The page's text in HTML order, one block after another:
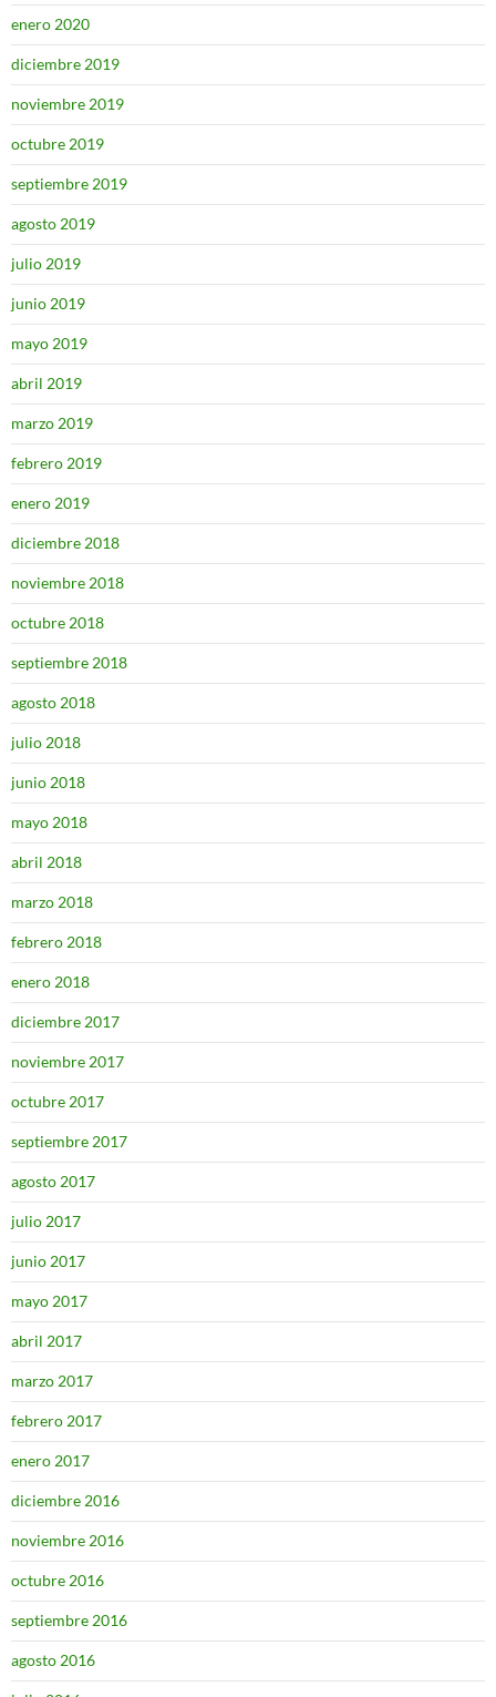
enero 2020
diciembre 2019
noviembre 2019
octubre 2019
septiembre 2019
agosto 2019
julio 2019
junio 2019
mayo 2019
abril 2019
marzo 2019
febrero 2019
enero 2019
diciembre 2018
noviembre 2018
octubre 2018
septiembre 2018
agosto 2018
julio 2018
junio 2018
mayo 2018
abril 2018
marzo 2018
febrero 2018
enero 2018
diciembre 2017
noviembre 2017
octubre 2017
septiembre 2017
agosto 2017
julio 2017
junio 2017
mayo 2017
abril 2017
marzo 2017
febrero 2017
enero 2017
diciembre 2016
noviembre 2016
octubre 2016
septiembre 2016
agosto 2016